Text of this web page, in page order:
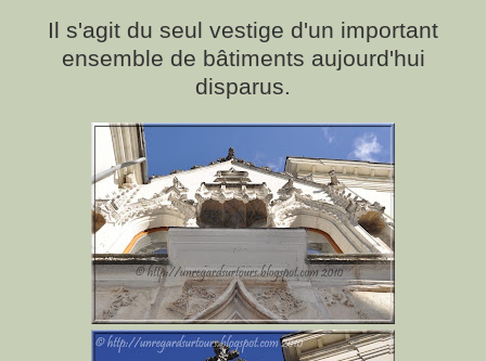
Il s'agit du seul vestige d'un important
ensemble de bâtiments aujourd'hui
disparus.